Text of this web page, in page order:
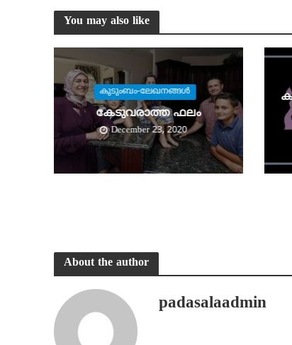
You may also like
കുടുംബം-ലേഖനങ്ങള്‍
കേടുവരാത്ത ഫലം
December 23, 2020
About the author
padasalaadmin